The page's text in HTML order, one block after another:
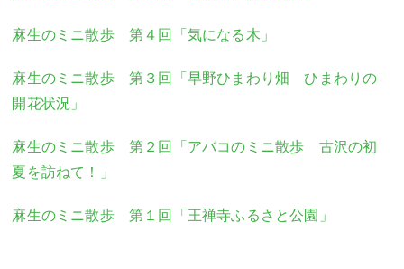
麻生のミニ散歩 第４回「気になる木」
麻生のミニ散歩 第３回「早野ひまわり畑 ひまわりの
開花状況」
麻生のミニ散歩 第２回「アバコのミニ散歩 古沢の初
夏を訪ねて！」
麻生のミニ散歩 第１回「王禅寺ふるさと公園」